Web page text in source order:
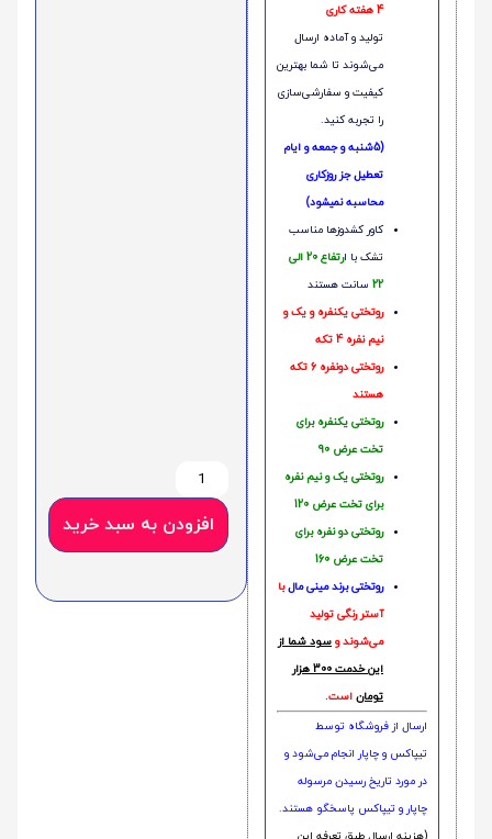
4 هفته کاری
تولید و آماده ارسال
می‌شوند تا شما بهترین
کیفیت و سفارشی‌سازی
را تجربه کنید.
(5شنبه و جمعه و ایام
تعطیل جز روزکاری
محاسبه نمیشود)
کاور کشدوزها مناسب
تشک با ا
رتفاع 20 الی
22 سانت هستند
روتختی یکنفره و یک و
نیم نفره 4 تکه
روتختی دونفره 6 تکه
هستند
روتختی یکنفره برای
تخت عرض 90
روتختی یک و نیم نفره
برای تخت عرض 120
روتختی دو نفره برای
تخت عرض 160
روتختی‌ برند مینی مالبا
آستر رنگی تولید
می‌شوند و سود شما از
این خدمت 300 هزار
تومان است.
ارسال از فروشگاه توسط
تیپاکس و چاپار انجام می‌شود و
در مورد تاریخ رسیدن مرسوله
چاپار و تیپاکس پاسخگو هستند.
افزودن به سبد خرید